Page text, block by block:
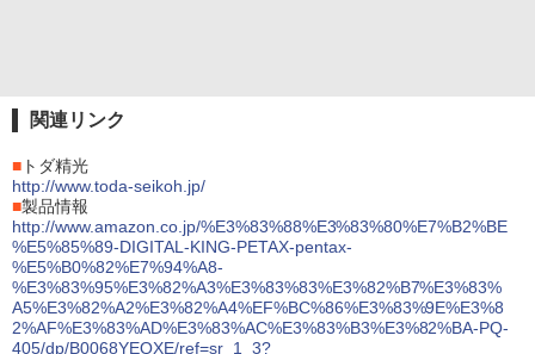
関連リンク
■ トダ精光
http://www.toda-seikoh.jp/
■製品情報
http://www.amazon.co.jp/%E3%83%88%E3%83%80%E7%B2%BE
%E5%85%89-DIGITAL-KING-PETAX-pentax-
%E5%B0%82%E7%94%A8-
%E3%83%95%E3%82%A3%E3%83%83%E3%82%B7%E3%83%
A5%E3%82%A2%E3%82%A4%EF%BC%86%E3%83%9E%E3%8
2%AF%E3%83%AD%E3%83%AC%E3%83%B3%E3%82%BA-PQ-
405/dp/B0068YEQXE/ref=sr_1_3?